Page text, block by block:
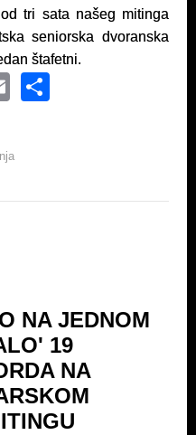
tri sata našeg mitinga
seniorska dvoranska
štafetni.
E
NA JEDNOM
19
NA